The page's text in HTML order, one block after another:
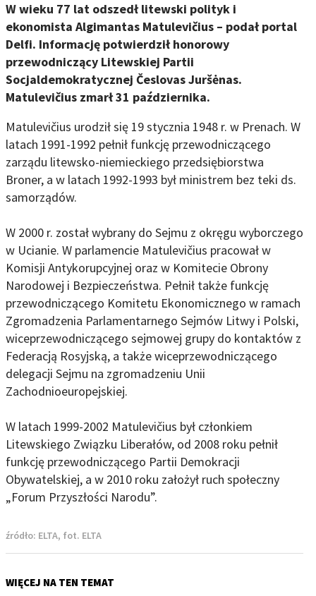
W wieku 77 lat odszedł litewski polityk i
ekonomista Algimantas Matulevičius – podał portal
Delfi. Informację potwierdził honorowy
przewodniczący Litewskiej Partii
Socjaldemokratycznej Česlovas Juršėnas.
Matulevičius zmarł 31 października.
Matulevičius urodził się 19 stycznia 1948 r. w Prenach. W
latach 1991-1992 pełnił funkcję przewodniczącego
zarządu litewsko-niemieckiego przedsiębiorstwa
Broner, a w latach 1992-1993 był ministrem bez teki ds.
samorządów.
W 2000 r. został wybrany do Sejmu z okręgu wyborczego
w Ucianie. W parlamencie Matulevičius pracował w
Komisji Antykorupcyjnej oraz w Komitecie Obrony
Narodowej i Bezpieczeństwa. Pełnił także funkcję
przewodniczącego Komitetu Ekonomicznego w ramach
Zgromadzenia Parlamentarnego Sejmów Litwy i Polski,
wiceprzewodniczącego sejmowej grupy do kontaktów z
Federacją Rosyjską, a także wiceprzewodniczącego
delegacji Sejmu na zgromadzeniu Unii
Zachodnioeuropejskiej.
W latach 1999-2002 Matulevičius był członkiem
Litewskiego Związku Liberałów, od 2008 roku pełnił
funkcję przewodniczącego Partii Demokracji
Obywatelskiej, a w 2010 roku założył ruch społeczny
„Forum Przyszłości Narodu”.
źródło: ELTA, fot. ELTA
WIĘCEJ NA TEN TEMAT